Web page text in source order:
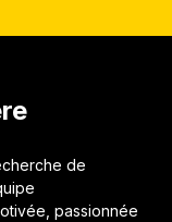
de
passionnée